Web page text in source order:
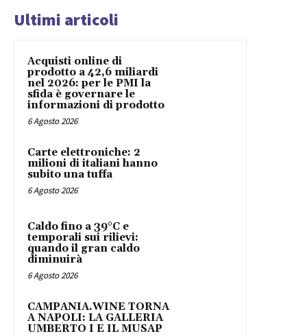
Ultimi articoli
Acquisti online di
prodotto a 42,6 miliardi
nel 2026: per le PMI la
sfida è governare le
informazioni di prodotto
6 Agosto 2026
Carte elettroniche: 2
milioni di italiani hanno
subito una tuffa
6 Agosto 2026
Caldo fino a 39°C e
temporali sui rilievi:
quando il gran caldo
diminuirà
6 Agosto 2026
CAMPANIA.WINE TORNA
A NAPOLI: LA GALLERIA
UMBERTO I E IL MUSAP